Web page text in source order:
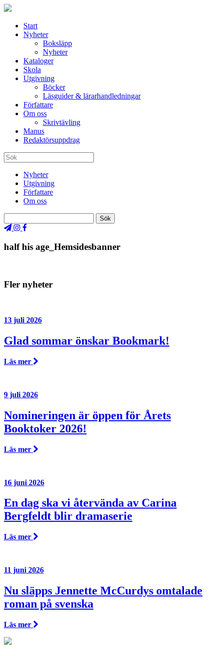
Start
Nyheter
Boksläpp
Nyheter
Kataloger
Skola
Utgivning
Böcker
Läsguider & lärarhandledningar
Författare
Om oss
Skrivtävling
Manus
Redaktörsuppdrag
Nyheter
Utgivning
Författare
Om oss
half his age_Hemsidesbanner
Fler nyheter
13 juli 2026
Glad sommar önskar Bookmark!
Läs mer
9 juli 2026
Nomineringen är öppen för Årets
Booktoker 2026!
Läs mer
16 juni 2026
En dag ska vi återvända av Carina
Bergfeldt blir dramaserie
Läs mer
11 juni 2026
Nu släpps Jennette McCurdys omtalade
roman på svenska
Läs mer